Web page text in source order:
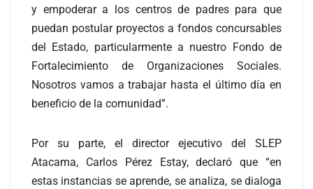
y empoderar a los centros de padres para que
puedan postular proyectos a fondos concursables
del Estado, particularmente a nuestro Fondo de
Fortalecimiento de Organizaciones Sociales.
Nosotros vamos a trabajar hasta el último día en
beneficio de la comunidad”.
Por su parte, el director ejecutivo del SLEP
Atacama, Carlos Pérez Estay, declaró que “en
estas instancias se aprende, se analiza, se dialoga